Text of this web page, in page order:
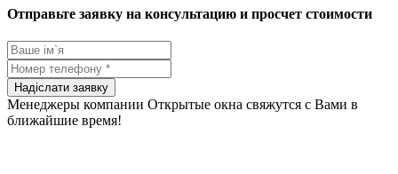
Отправьте заявку на консультацию и просчет стоимости
Менеджеры компании Открытые окна свяжутся с Вами в
ближайшие время!